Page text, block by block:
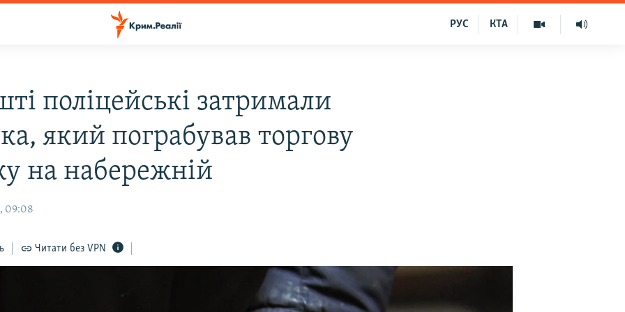
КТА
РУС
поліцейські затримали
який пограбував торгову
на набережній
09:08
Читати без VPN